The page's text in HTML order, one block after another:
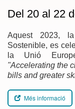
Del 20 al 22
Aquest 2023,
Sostenible, es
la Unió
"Accelerating the
bills and greater
Més informació